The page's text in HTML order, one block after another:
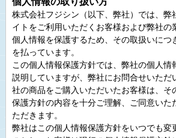
株式会社フジシン（以下、弊社）では、弊
イトをご利用いただくお客様および弊社の
個人情報を保護するため、その取扱いにつ
を払っています。
この個人情報保護方針では、弊社の個人情
説明していますが、弊社にお問合せいただ
社の商品をご購入いただいたお客様は、そ
保護方針の内容を十分ご理解、ご同意いた
ただきます。
弊社はこの個人情報保護方針をいつでも変